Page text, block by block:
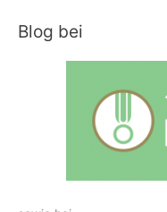
Blog bei